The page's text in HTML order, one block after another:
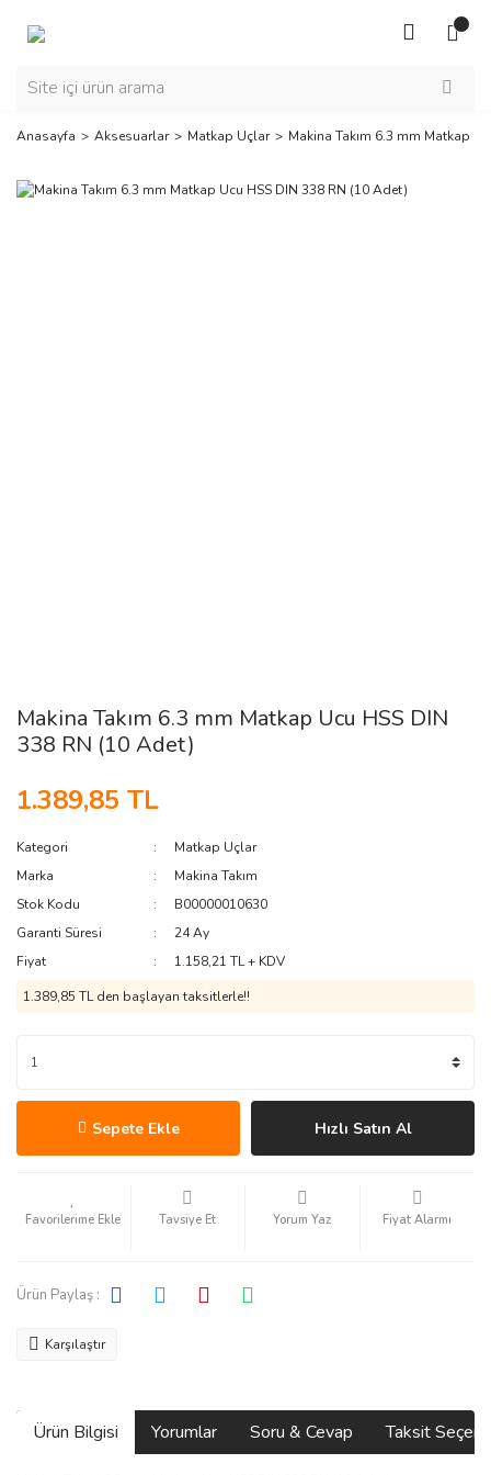
Anasayfa Aksesuarlar Matkap Uçlar Makina Takım 6.3 mm Matkap
Makina Takım 6.3 mm Matkap Ucu HSS DIN
338 RN (10 Adet)
1.389,85 TL
Kategori
Matkap Uçlar
Marka
Makina Takım
Stok Kodu
B00000010630
Garanti Süresi
24 Ay
Fiyat
1.158,21 TL + KDV
1.389,85 TL den başlayan taksitlerle!!
Sepete Ekle Hızlı Satın Al
Tavsiye Et Yorum Yaz Fiyat Alarmı
Ürün Paylaş :
Karşılaştır
Ürün Bilgisi Yorumlar Soru & Cevap Taksit